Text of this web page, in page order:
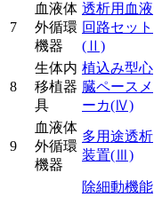
7
血液体
外循環
機器
透析用血液
回路セット
(Ⅱ)
8
生体内
移植器
具
植込み型心
臓ペースメ
ーカ(Ⅳ)
9
血液体
外循環
機器
多用途透析
装置(Ⅲ)
除細動機能